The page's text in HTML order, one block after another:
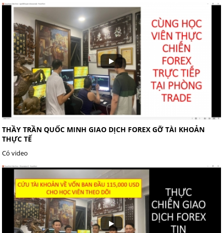
THẦY TRẦN QUỐC MINH GIAO DỊCH FOREX GỠ TÀI KHOẢN
THỰC TẾ
Có video